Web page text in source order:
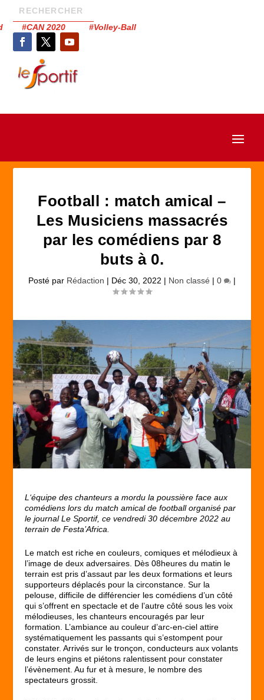
#CAN 2020 #Volley-Ball
Football : match amical –
Les Musiciens massacrés
par les comédiens par 8
buts à 0.
Posté par Rédaction | Déc 30, 2022 | Non classé | 0 |
L ‘équipe deschanteurs amordu la poussière face aux
comédienslors du match amical de football organisé par
le journal Le Sportif, ce vendredi 30 décembre 2022 au
terrain de Festa’Africa.
Le match est riche en couleurs, comiques et mélodieux à
l’image de deux adversaires. Dès 08heures du matin le
terrain est pris d’assaut par les deux formations et leurs
supporteurs déplacés pour la circonstance. Sur la
pelouse, difficile de différencier les comédiens d’un côté
qui s’offrent en spectacle et de l’autre côté sous les voix
mélodieuses, les chanteurs encouragés par leur
formation. L’ambiance au couleur d’arc-en-ciel attire
systématiquement les passants qui s’estompent pour
constater. Arrivés sur le tronçon, conducteurs aux volants
de leurs engins et piétons ralentissent pour constater
l’évènement. Au fur et à mesure, le nombre des
spectateurs grossit.